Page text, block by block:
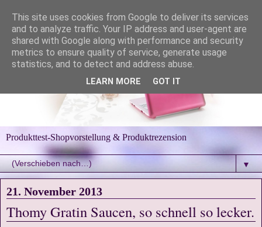
Produkttest-Shopvorstellung & Produktrezension
▼
21. November 2013
Thomy Gratin Saucen, so schnell so lecker.
This site uses cookies from Google to deliver its services
and to analyze traffic. Your IP address and user-agent are
shared with Google along with performance and security
metrics to ensure quality of service, generate usage
statistics, and to detect and address abuse.
LEARN MORE GOT IT